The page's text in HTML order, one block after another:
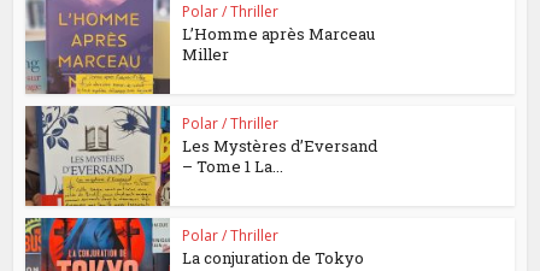
Polar / Thriller
L’Homme après Marceau
Miller
Polar / Thriller
Les Mystères d’Eversand
– Tome 1 La...
Polar / Thriller
La conjuration de Tokyo